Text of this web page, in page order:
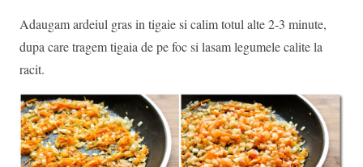
Adaugam ardeiul gras in tigaie si calim totul alte 2-3 minute,
dupa care tragem tigaia de pe foc si lasam legumele calite la
racit.